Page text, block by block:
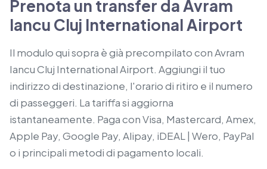
Prenota un transfer da Avram
Iancu Cluj International Airport
Il modulo qui sopra è già precompilato con Avram
Iancu Cluj International Airport. Aggiungi il tuo
indirizzo di destinazione, l'orario di ritiro e il numero
di passeggeri. La tariffa si aggiorna
istantaneamente. Paga con Visa, Mastercard, Amex,
Apple Pay, Google Pay, Alipay, iDEAL | Wero, PayPal
o i principali metodi di pagamento locali.